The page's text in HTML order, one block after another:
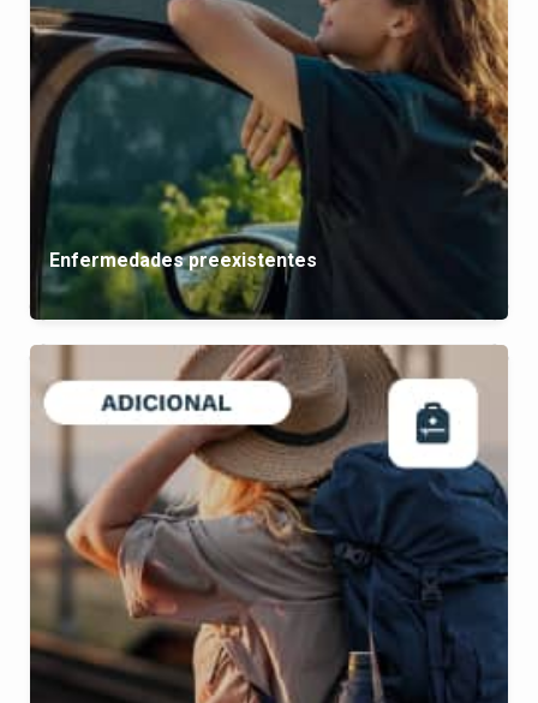
Enfermedades preexistentes